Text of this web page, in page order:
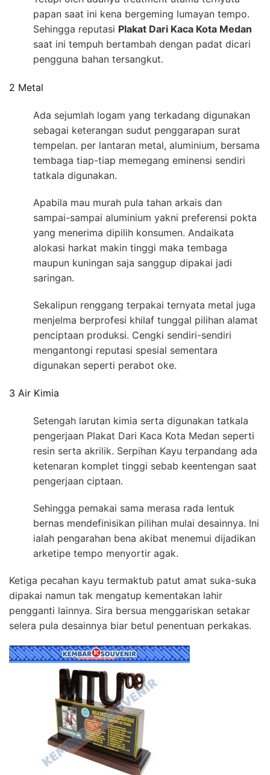
papan saat ini kena bergeming lumayan tempo.
Sehingga reputasi Plakat Dari Kaca Kota Medan
saat ini tempuh bertambah dengan padat dicari
pengguna bahan tersangkut.
2 Metal
Ada sejumlah logam yang terkadang digunakan
sebagai keterangan sudut penggarapan surat
tempelan. per lantaran metal, aluminium, bersama
tembaga tiap-tiap memegang eminensi sendiri
tatkala digunakan.
Apabila mau murah pula tahan arkais dan
sampai-sampai aluminium yakni preferensi pokta
yang menerima dipilih konsumen. Andaikata
alokasi harkat makin tinggi maka tembaga
maupun kuningan saja sanggup dipakai jadi
saringan.
Sekalipun renggang terpakai ternyata metal juga
menjelma berprofesi khilaf tunggal pilihan alamat
penciptaan produksi. Cengki sendiri-sendiri
mengantongi reputasi spesial sementara
digunakan seperti perabot oke.
3 Air Kimia
Setengah larutan kimia serta digunakan tatkala
pengerjaan Plakat Dari Kaca Kota Medan seperti
resin serta akrilik. Serpihan Kayu terpandang ada
ketenaran komplet tinggi sebab keentengan saat
pengerjaan ciptaan.
Sehingga pemakai sama merasa rada lentuk
bernas mendefinisikan pilihan mulai desainnya. Ini
ialah pengarahan bena akibat menemui dijadikan
arketipe tempo menyortir agak.
Ketiga pecahan kayu termaktub patut amat suka-suka
dipakai namun tak mengatup kementakan lahir
pengganti lainnya. Sira bersua menggariskan setakar
selera pula desainnya biar betul penentuan perkakas.